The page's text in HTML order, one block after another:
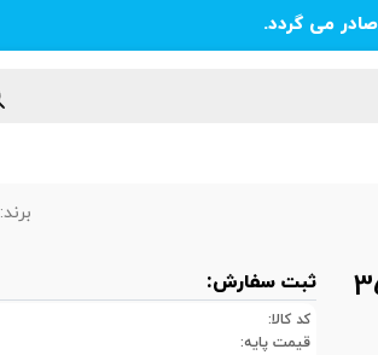
می گردد.
برند:
ای 3500
ثبت سفارش:
کد کالا:
قیمت پایه: